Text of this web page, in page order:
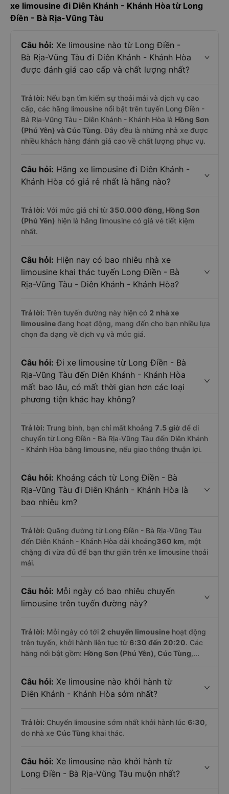
xe limousine đi Diên Khánh - Khánh Hòa từ Long
Điền - Bà Rịa-Vũng Tàu
Câu hỏi: Xe limousine nào từ Long Điền -
Bà Rịa-Vũng Tàu đi Diên Khánh - Khánh Hòa
được đánh giá cao cấp và chất lượng nhất?
Trả lời: Nếu bạn tìm kiếm sự thoải mái và dịch vụ cao
cấp, các hãng limousine nổi bật trên tuyến Long Điền -
Bà Rịa-Vũng Tàu - Diên Khánh - Khánh Hòa là Hồng Sơn
(Phú Yên) và Cúc Tùng. Đây đều là những nhà xe được
nhiều khách hàng đánh giá cao về chất lượng phục vụ.
Câu hỏi: Hãng xe limousine đi Diên Khánh -
Khánh Hòa có giá rẻ nhất là hãng nào?
Trả lời: Với mức giá chỉ từ 350.000 đồng, Hồng Sơn
(Phú Yên) hiện là hãng limousine có giá vé tiết kiệm
nhất.
Câu hỏi: Hiện nay có bao nhiêu nhà xe
limousine khai thác tuyến Long Điền - Bà
Rịa-Vũng Tàu - Diên Khánh - Khánh Hòa?
Trả lời: Trên tuyến đường này hiện có 2 nhà xe
limousineđang hoạt động, mang đến cho bạn nhiều lựa
chọn đa dạng về dịch vụ và mức giá.
Câu hỏi: Đi xe limousine từ Long Điền - Bà
Rịa-Vũng Tàu đến Diên Khánh - Khánh Hòa
mất bao lâu, có mất thời gian hơn các loại
phương tiện khác hay không?
Trả lời: Trung bình, bạn chỉ mất khoảng 7.5 giờ để di
chuyển từ Long Điền - Bà Rịa-Vũng Tàu đến Diên Khánh
- Khánh Hòa bằng limousine, nếu giao thông thuận lợi.
Câu hỏi: Khoảng cách từ Long Điền - Bà
Rịa-Vũng Tàu đi Diên Khánh - Khánh Hòa là
bao nhiêu km?
Trả lời: Quãng đường từ Long Điền - Bà Rịa-Vũng Tàu
đến Diên Khánh - Khánh Hòa dài khoảng360 km, một
chặng đi vừa đủ để bạn thư giãn trên xe limousine thoải
mái.
Câu hỏi: Mỗi ngày có bao nhiêu chuyến
limousine trên tuyến đường này?
Trả lời: Mỗi ngày có tới 2 chuyến limousine hoạt động
trên tuyến, khởi hành liên tục từ 6:30 đến 20:20. Các
hãng nổi bật gồm: Hồng Sơn (Phú Yên), Cúc Tùng,...
Câu hỏi: Xe limousine nào khởi hành từ
Diên Khánh - Khánh Hòa sớm nhất?
Trả lời: Chuyến limousine sớm nhất khởi hành lúc 6:30,
do nhà xe Cúc Tùng khai thác.
Câu hỏi: Xe limousine nào khởi hành từ
Long Điền - Bà Rịa-Vũng Tàu muộn nhất?